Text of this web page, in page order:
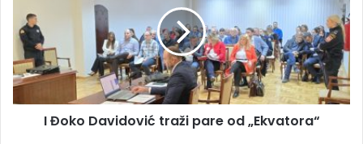
d
o
n
o
a
v
i
I Đoko Davidović traži pare od „Ekvatora“